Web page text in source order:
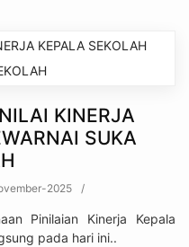
KINERJA
SUKA
2025 /
Pinilaian Kinerja Kepala
pada hari ini..